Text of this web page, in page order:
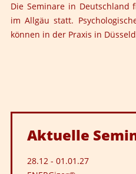
Die Seminarein Deutschland
im Allgäu statt.
können in der Praxis in
Aktuelle
28.12 - 01.01.27